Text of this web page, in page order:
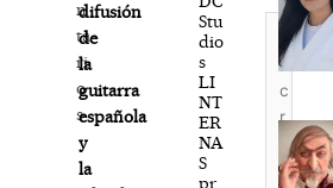
n
ta
ri
o
s
difusión
de
la
guitarra
española
y
la
Stu
dio
s
LI
NT
ER
NA
S
pr
Escribe
aquí...